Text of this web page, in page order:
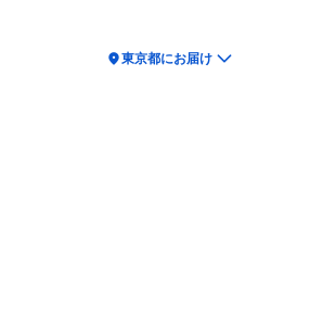
location_on東京都にお届け